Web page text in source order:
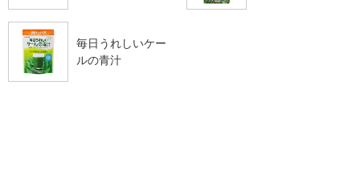
毎日うれしいケー
ルの青汁